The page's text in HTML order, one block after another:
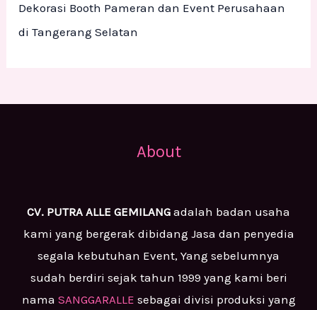
Dekorasi Booth Pameran dan Event Perusahaan
di Tangerang Selatan
About
CV. PUTRA ALLE GEMILANG adalah badan usaha
kami yang bergerak dibidang Jasa dan penyedia
segala kebutuhan Event, Yang sebelumnya
sudah berdiri sejak tahun 1999 yang kami beri
nama SANGGARALLE sebagai divisi produksi yang